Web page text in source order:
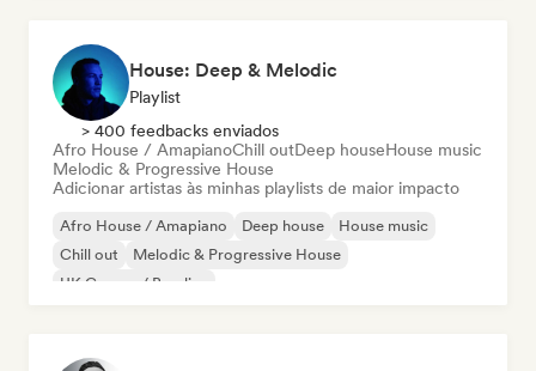
House: Deep & Melodic
Playlist
> 400 feedbacks enviados
Afro House / AmapianoChill outDeep houseHouse music
Melodic & Progressive House
Adicionar artistas às minhas playlists de maior impacto
Afro House / Amapiano Deep house
House music
Chill out
Melodic & Progressive House
UK Garage / Bassline